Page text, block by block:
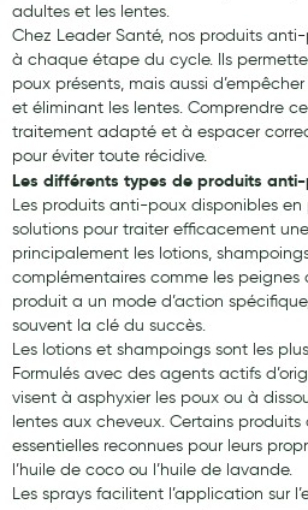
adultes et les lentes.
Chez Leader Santé, nos produits
à chaque étape du cycle. Ils
poux présents, mais aussi
et éliminant les lentes. Comprendre
traitement adapté et à espacer
pour éviter toute récidive.
Les différents types de produits
Les produits anti-poux disponibles
solutions pour traiter efficacement
principalement les lotions,
complémentaires comme les
produit a un mode d’action
souvent la clé du succès.
Les lotions et shampoings sont les
Formulés avec des agents actifs
visent à asphyxier les poux ou à
lentes aux cheveux. Certains
essentielles reconnues pour leurs
l’huile de coco ou l’huile de lavande.
Les sprays facilitent l’application sur